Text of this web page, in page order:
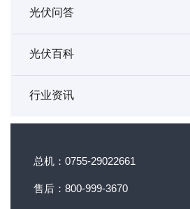
光伏问答
光伏百科
行业资讯
总机：0755-29022661
售后：800-999-3670